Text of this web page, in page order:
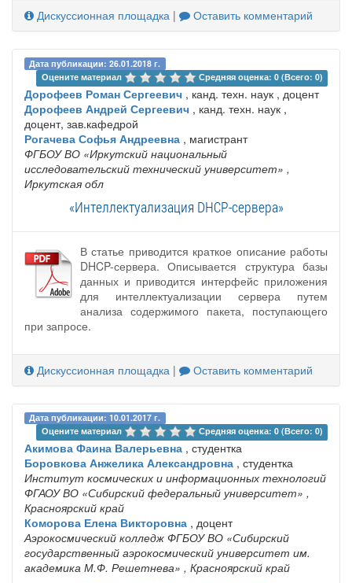
Дискуссионная площадка | Оставить комментарий
Дата публикации: 26.01.2018 г.
Оцените материал
Средняя оценка: 0 (Всего: 0)
Дорофеев Роман Сергеевич , канд. техн. наук , доцент
Дорофеев Андрей Сергеевич , канд. техн. наук ,
доцент, зав.кафедрой
Рогачева Софья Андреевна , магистрант
ФГБОУ ВО «Иркутский национальный
исследовательский технический университет» ,
Иркутская обл
«Интеллектуализация DHCP-сервера»
В статье приводится краткое описание работы
DHCP-сервера. Описывается структура базы
данных и приводится интерфейс приложения
для интеллектуализации сервера путем
анализа содержимого пакета, поступающего
при запросе.
Дискуссионная площадка | Оставить комментарий
Дата публикации: 10.01.2017 г.
Оцените материал
Средняя оценка: 0 (Всего: 0)
Акимова Фаина Валерьевна , студентка
Боровкова Анжелика Александровна , студентка
Институт космических и информационных технологий
ФГАОУ ВО «Сибирский федеральный университет» ,
Красноярский край
Коморова Елена Викторовна , доцент
Аэрокосмический колледж ФГБОУ ВО «Сибирский
государственный аэрокосмический университет им.
академика М.Ф. Решетнева» , Красноярский край